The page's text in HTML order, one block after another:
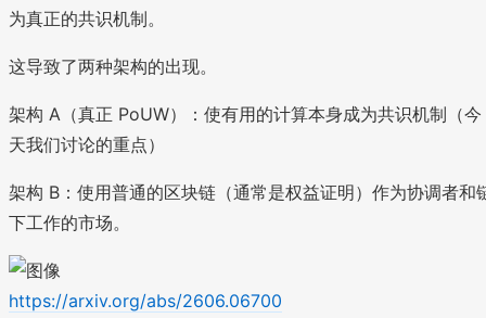
为真正的共识机制。
这导致了两种架构的出现。
架构 A（真正 PoUW）：使有用的计算本身成为共识机制（今
天我们讨论的重点）
架构 B：使用普通的区块链（通常是权益证明）作为协调者和
下工作的市场。
https://arxiv.org/abs/2606.06700